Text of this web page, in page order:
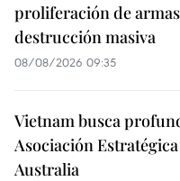
proliferación de
destrucción masiva
08/08/2026 09:35
Vietnam busca
Asociación
Australia